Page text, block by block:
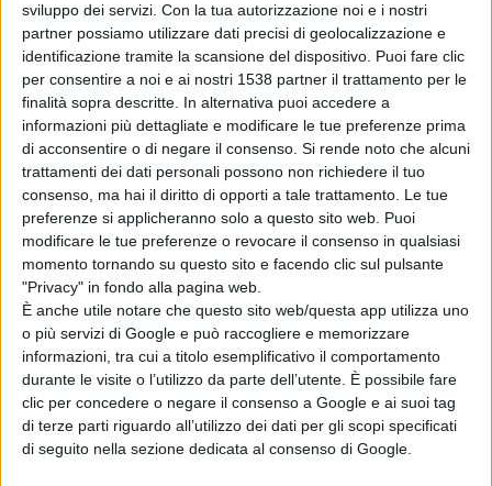
sviluppo dei servizi. Con la tua autorizzazione noi e i nostri
partner possiamo utilizzare dati precisi di geolocalizzazione e
identificazione tramite la scansione del dispositivo. Puoi fare clic
per consentire a noi e ai nostri 1538 partner il trattamento per le
finalità sopra descritte. In alternativa puoi accedere a
informazioni più dettagliate e modificare le tue preferenze prima
di acconsentire o di negare il consenso. Si rende noto che alcuni
trattamenti dei dati personali possono non richiedere il tuo
consenso, ma hai il diritto di opporti a tale trattamento. Le tue
preferenze si applicheranno solo a questo sito web. Puoi
modificare le tue preferenze o revocare il consenso in qualsiasi
momento tornando su questo sito e facendo clic sul pulsante
"Privacy" in fondo alla pagina web.
È anche utile notare che questo sito web/questa app utilizza uno
o più servizi di Google e può raccogliere e memorizzare
informazioni, tra cui a titolo esemplificativo il comportamento
durante le visite o l’utilizzo da parte dell’utente. È possibile fare
clic per concedere o negare il consenso a Google e ai suoi tag
di terze parti riguardo all’utilizzo dei dati per gli scopi specificati
di seguito nella sezione dedicata al consenso di Google.
#Comunicarecon: Rg Droni e Cittanet
presentano il corso sui droni e video
INFORMAZIONE AZIENDALE